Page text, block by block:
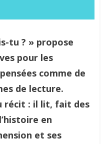
tu ? » propose
pour les
comme de
de lecture.
récit : il lit, fait des
en
et ses